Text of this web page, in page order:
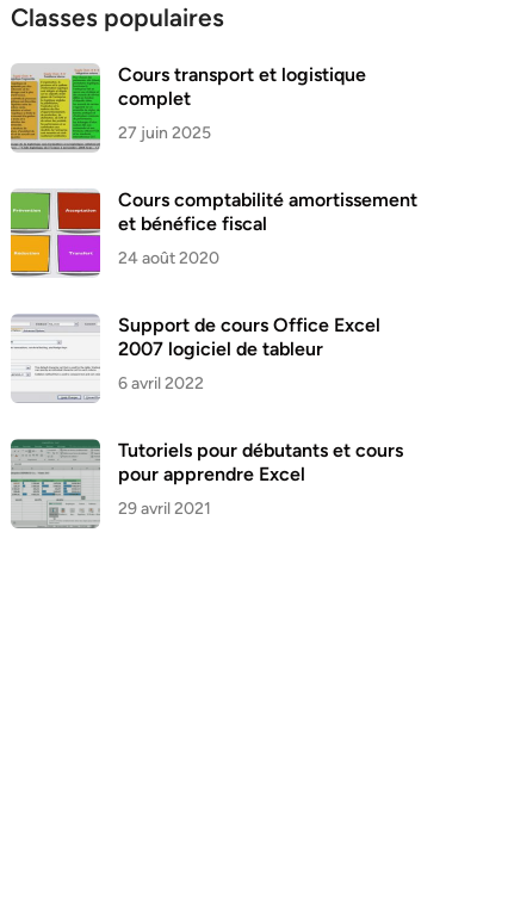
Classes populaires
Cours transport et logistique
complet
27 juin 2025
Cours comptabilité amortissement
et bénéfice fiscal
24 août 2020
Support de cours Office Excel
2007 logiciel de tableur
6 avril 2022
Tutoriels pour débutants et cours
pour apprendre Excel
29 avril 2021